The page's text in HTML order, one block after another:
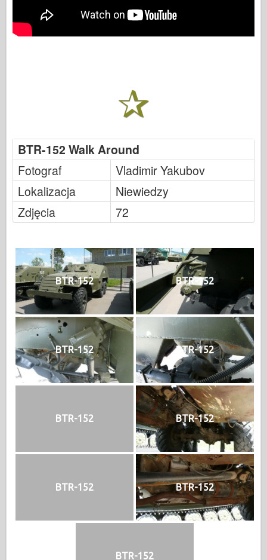
BTR-152 Walk Around
Fotograf
Vladimir Yakubov
Lokalizacja
Niewiedzy
Zdjęcia
72
BTR-152 BTR-152
BTR-152 BTR-152
BTR-152 BTR-152
BTR-152 BTR-152
BTR-152